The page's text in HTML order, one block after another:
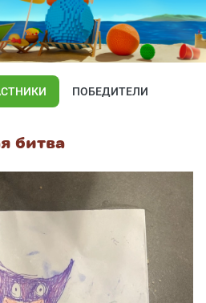
ПОБЕДИТЕЛИ
битва